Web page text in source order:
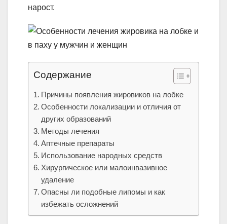
нарост.
Содержание
Причины появления жировиков на лобке
Особенности локализации и отличия от
других образований
Методы лечения
Аптечные препараты
Использование народных средств
Хирургическое или малоинвазивное
удаление
Опасны ли подобные липомы и как
избежать осложнений